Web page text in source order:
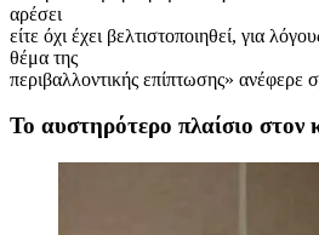
αρέσει
είτε όχι έχει βελτιστοποιηθεί, για
θέμα της
περιβαλλοντικής επίπτωσης» ανέφερε
To αυστηρότερο πλαίσιο στον